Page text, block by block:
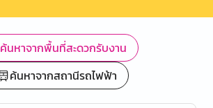
ค้นหาจากพื้นที่สะดวกรับงาน
ค้นหาจากสถานีรถไฟฟ้า